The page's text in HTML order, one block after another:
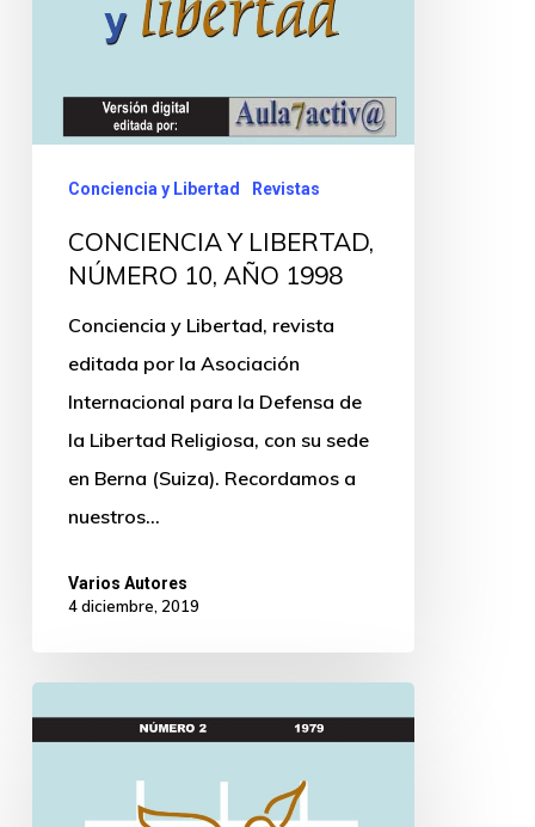
Conciencia y Libertad Revistas
CONCIENCIA Y LIBERTAD,
NÚMERO 10, AÑO 1998
Conciencia y Libertad, revista
editada por la Asociación
Internacional para la Defensa de
la Libertad Religiosa, con su sede
en Berna (Suiza). Recordamos a
nuestros…
Varios Autores
4 diciembre, 2019